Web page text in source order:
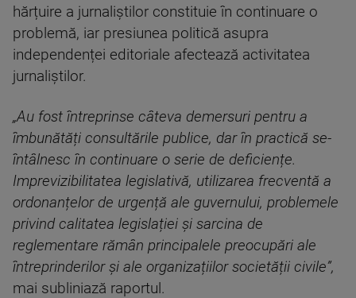
hărțuire a jurnaliștilor constituie în continuare o
problemă, iar presiunea politică asupra
independenței editoriale afectează activitatea
jurnaliștilor.
„Au fost întreprinse câteva demersuri pentru a
îmbunătăți consultările publice, dar în practică se-
întâlnesc în continuare o serie de deficiențe.
Imprevizibilitatea legislativă, utilizarea frecventă a
ordonanțelor de urgență ale guvernului, problemele
privind calitatea legislației și sarcina de
reglementare rămân principalele preocupări ale
întreprinderilor și ale organizațiilor societății civile”,
mai subliniază raportul.